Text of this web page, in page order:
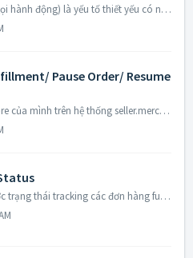
Call-to-action (CTA - Kêu gọi hành động) là yếu tố thiết yếu có nhiệm vụ điều hướng người dùng trải nghiệm xuyên suốt trên website hay kích thích hành động ...
Pause Order/ Resume
Bước 1: Bạn đăng nhập store của mình trên hệ thống seller.merchize.com, sau đó truy cập vào phần Order, bạn sẽ được chuyển đến cửa sổ như sau: Bước 2: Cl...
Tính năng này hiển thị được trạng thái tracking các đơn hàng fulfill qua Merchize. Bước 1: Bạn đăng nhập store của mình trên hệ thống seller.merchize.com, ...